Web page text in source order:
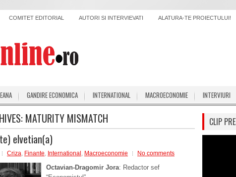
COMITET EDITORIAL AUTORI SI INTERVIEVATI ALATURA-TE PROIECTULUI!
GANDIRE ECONOMICA INTERNATIONAL MACROECONOMIE INTERVIURI
MATURITY MISMATCH
elvetian(a)
Criza, Finante, International , Macroeconomie No comments
Octavian-Dragomir Jora: Redactor sef
CLIP